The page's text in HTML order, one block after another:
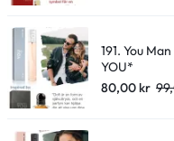
191. You
YOU*
80,00kr